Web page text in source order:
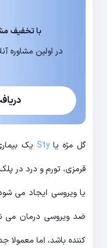
با تخفیف
گل مژه یاSty یک
قرمزی، تورم و درد در
یا ویروسی ایجاد می
ضد ویروسی درمان می
کننده باشد، اما معمولا